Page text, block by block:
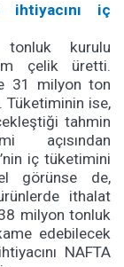
iç
kurulu
çelik üretti.
31 milyon ton
Tüketiminin ise,
tahmin
açısından
iç tüketimini
görünse de,
ithalat
milyon tonluk
edebilecek
NAFTA